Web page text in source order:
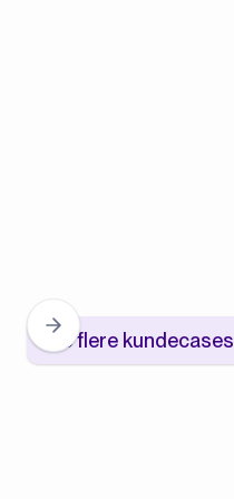
Se flere kundecases